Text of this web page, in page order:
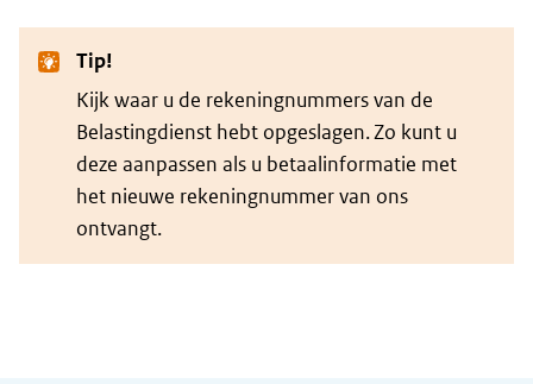
Tip!
Kijk waar u de rekeningnummers van de
Belastingdienst hebt opgeslagen. Zo kunt u
deze aanpassen als u betaalinformatie met
het nieuwe rekeningnummer van ons
ontvangt.